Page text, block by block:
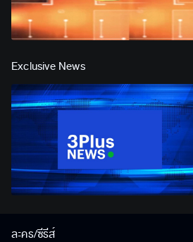
Exclusive News
ละคร/ซีรีส์